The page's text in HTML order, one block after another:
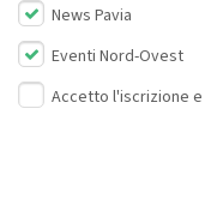
News Pavia
Eventi Nord-Ovest
Accetto l'iscrizione e